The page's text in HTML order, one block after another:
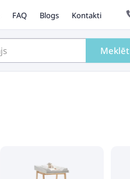
FAQ Blogs Kontakti
Meklēt